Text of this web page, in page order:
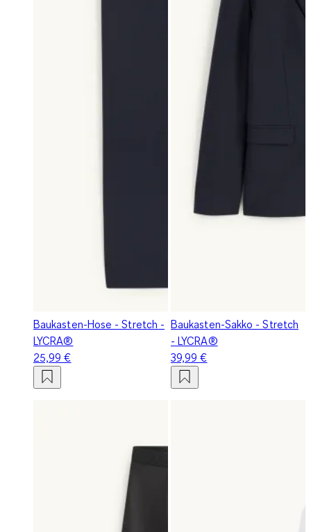
Baukasten-Hose - Stretch -
LYCRA®
25,99 €
Baukasten-Sakko - Stretch
- LYCRA®
39,99 €